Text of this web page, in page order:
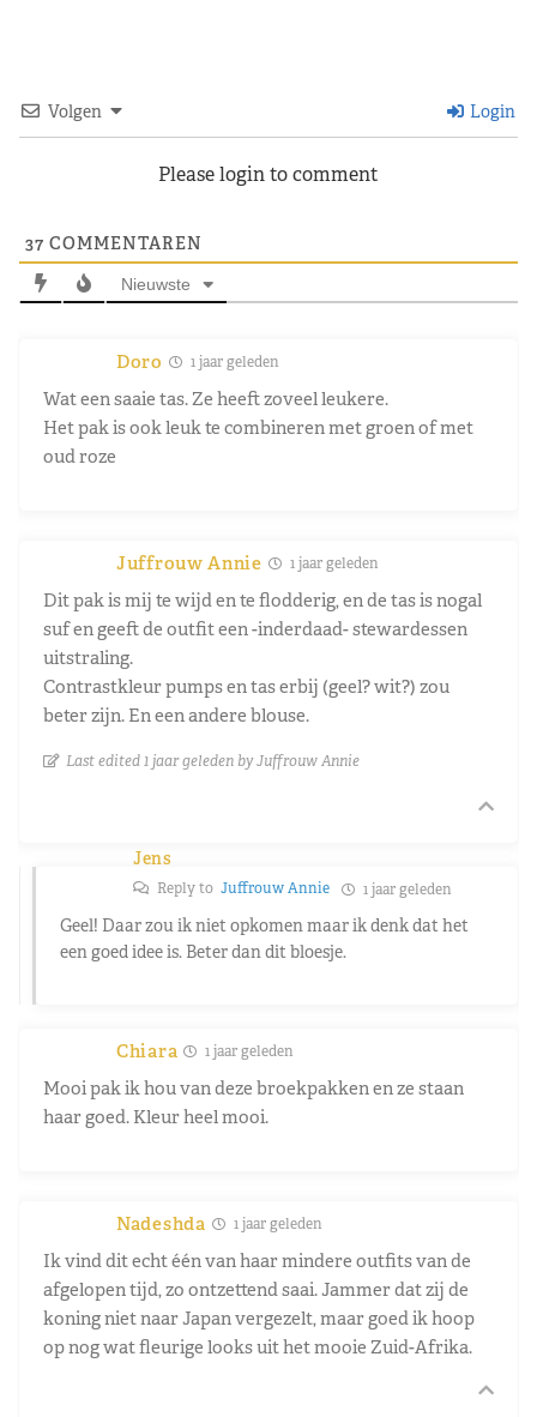
Volgen Login
Please login to comment
37 COMMENTAREN
Nieuwste
Doro 1 jaar geleden
Wat een saaie tas. Ze heeft zoveel leukere.
Het pak is ook leuk te combineren met groen of met
oud roze
Juffrouw Annie 1 jaar geleden
Dit pak is mij te wijd en te flodderig, en de tas is nogal
suf en geeft de outfit een -inderdaad- stewardessen
uitstraling.
Contrastkleur pumps en tas erbij (geel? wit?) zou
beter zijn. En een andere blouse.
Last edited 1 jaar geleden by Juffrouw Annie
Jens
Reply to Juffrouw Annie 1 jaar geleden
Geel! Daar zou ik niet opkomen maar ik denk dat het
een goed idee is. Beter dan dit bloesje.
Chiara 1 jaar geleden
Mooi pak ik hou van deze broekpakken en ze staan
haar goed. Kleur heel mooi.
Nadeshda 1 jaar geleden
Ik vind dit echt één van haar mindere outfits van de
afgelopen tijd, zo ontzettend saai. Jammer dat zij de
koning niet naar Japan vergezelt, maar goed ik hoop
op nog wat fleurige looks uit het mooie Zuid-Afrika.